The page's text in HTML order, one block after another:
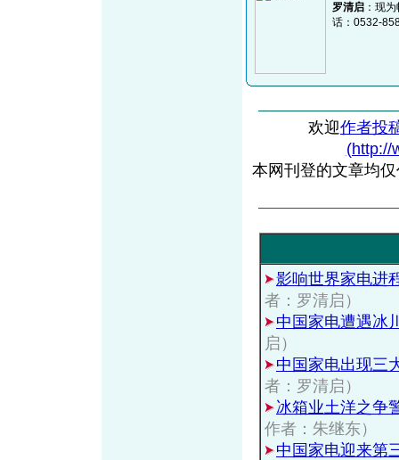
罗清启 ：现
话：0532-
欢迎作者投
(http://
本网刊登的文章均
影响世界家电进
者：罗清启）
中国家电遭遇冰
启）
中国家电出现三
者：罗清启）
冰箱业土洋之争
作者：朱继东）
中国家电迎来第